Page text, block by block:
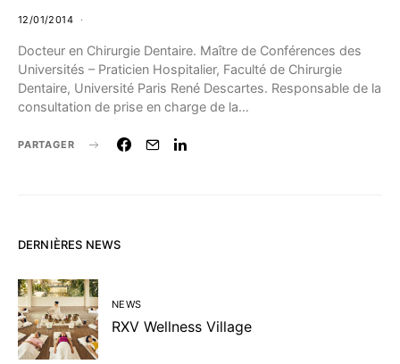
12/01/2014
Docteur en Chirurgie Dentaire. Maître de Conférences des
Universités – Praticien Hospitalier, Faculté de Chirurgie
Dentaire, Université Paris René Descartes. Responsable de la
consultation de prise en charge de la…
PARTAGER
DERNIÈRES NEWS
NEWS
RXV Wellness Village